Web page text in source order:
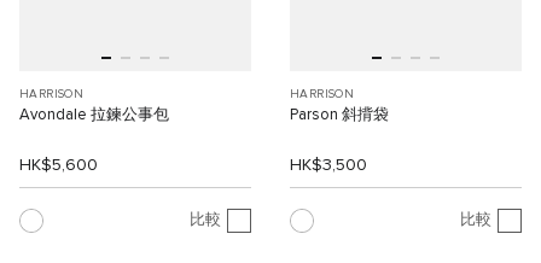
HARRISON
Avondale 拉鍊公事包
HK$5,600
比較
HARRISON
Parson 斜揹袋
HK$3,500
比較